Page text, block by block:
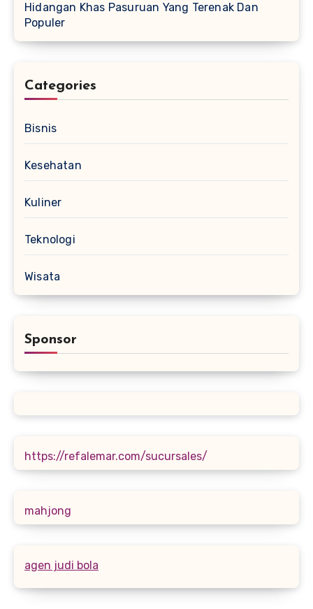
Hidangan Khas Pasuruan Yang Terenak Dan
Populer
Categories
Bisnis
Kesehatan
Kuliner
Teknologi
Wisata
Sponsor
https://refalemar.com/sucursales/
mahjong
agen judi bola